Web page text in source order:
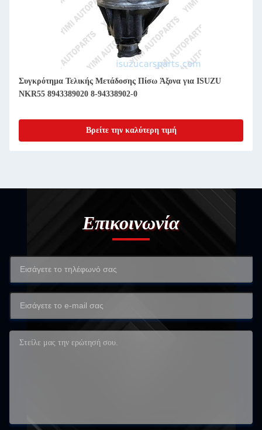
Συγκρότημα Τελικής Μετάδοσης Πίσω Άξονα για ISUZU
NKR55 8943389020 8-94338902-0
Βρείτε την καλύτερη τιμή
Επικοινωνία